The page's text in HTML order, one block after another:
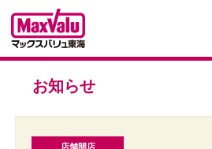
お知らせ